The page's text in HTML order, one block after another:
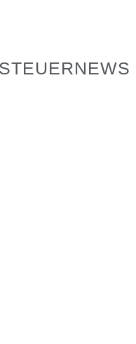
STEUERNEWS